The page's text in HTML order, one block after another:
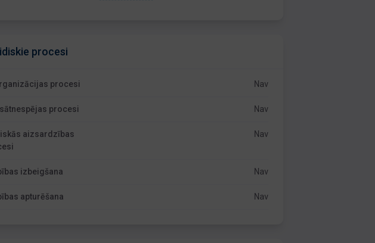
procesi
procesi Nav
procesi Nav
aizsardzības
Nav
izbeigšana Nav
apturēšana Nav